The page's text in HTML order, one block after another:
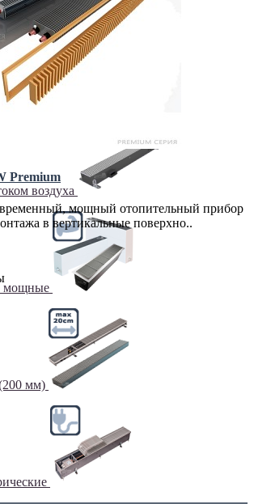
воздуха
мощные
мм)
Premium
мощный отопительный прибор
в вертикальные поверхно..